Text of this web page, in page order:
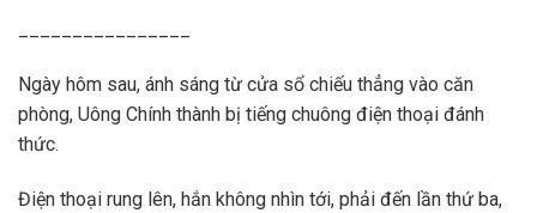
Ngày hôm sau, ánh sáng từ cửa sổ chiếu thẳng vào căn
phòng, Uông Chính thành bị tiếng chuông điện thoại đánh
thức.
Điện thoại rung lên, hắn không nhìn tới, phải đến lần thứ ba,